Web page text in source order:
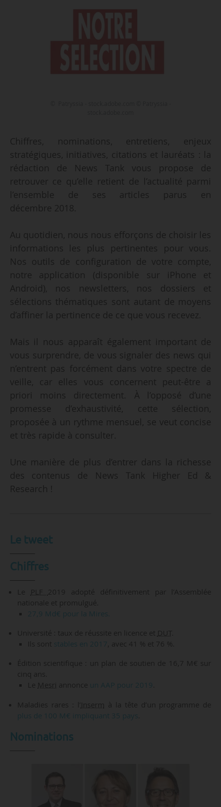
Chiffres, nominations, entretiens, enjeux
stratégiques, initiatives, citations et lauréats : la
rédaction de News Tank vous propose de
retrouver ce qu’elle retient de l’actualité parmi
l’ensemble de ses articles parus en
décembre 2018.
Au quotidien, nous nous efforçons de choisir les
informations les plus pertinentes pour vous.
Nos outils de configuration de votre compte,
notre application (disponible sur iPhone et
Android), nos newsletters, nos dossiers et
sélections thématiques sont autant de moyens
d’affiner la pertinence de ce que vous recevez.
Mais il nous apparaît également important de
vous surprendre, de vous signaler des news qui
n’entrent pas forcément dans votre spectre de
veille, car elles vous concernent peut-être a
priori moins directement. À l’opposé d’une
promesse d’exhaustivité, cette sélection,
proposée à un rythme mensuel, se veut concise
et très rapide à consulter.
Une manière de plus d’entrer dans la richesse
des contenus de News Tank Higher Ed &
Research !
Le tweet
Chiffres
Le PLF
2019 adopté définitivement par l’Assemblée
nationale et promulgué.
27,9 Md€ pour la Mires.
Université : taux de réussite en licence et DUT.
Ils sont stables en 2017 , avec 41 % et 76 %.
Édition scientifique : un plan de soutien de 16,7 M€ sur
cinq ans.
Le Mesri annonce un AAP pour 2019
Maladies rares : l’ Inserm
à la tête d’un programme de
plus de 100 M€ impliquant 35 pays
Nominations